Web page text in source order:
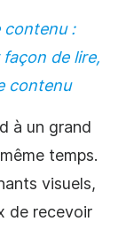
contenu :
de lire,
contenu
à un grand
temps.
visuels,
de recevoir